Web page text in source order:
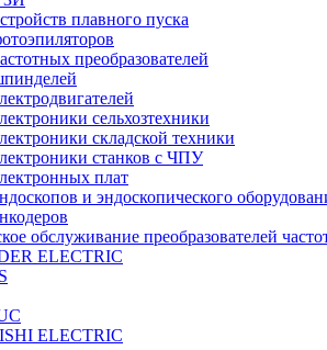
плавного пуска
преобразователей
сельхозтехники
складской техники
станков с ЧПУ
плат
и эндоскопического
обслуживание преобразователей
ELECTRIC
ELECTRIC